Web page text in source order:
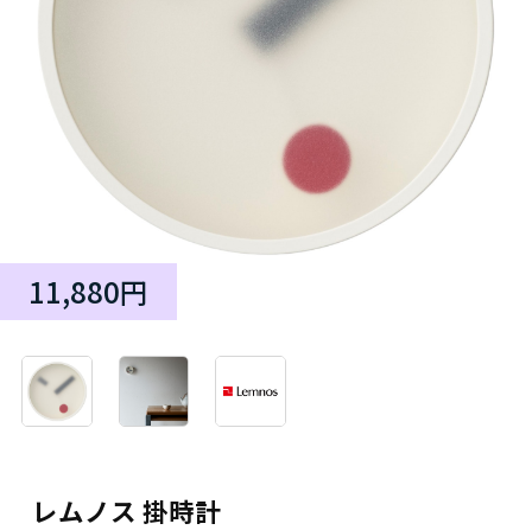
レムノス 掛時計
11,880円